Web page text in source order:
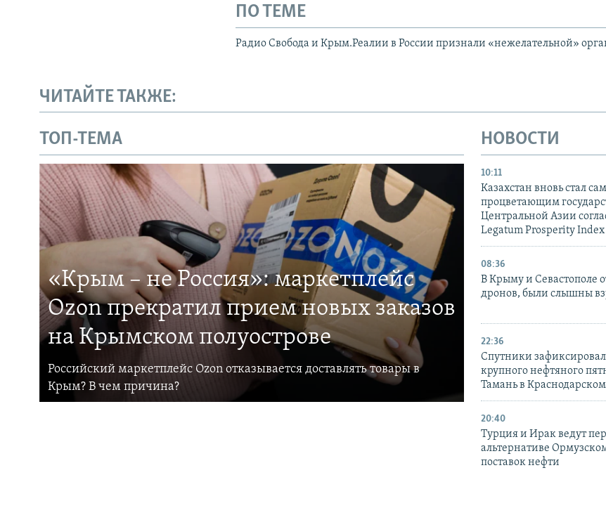
ПО ТЕМЕ
Радио Свобода и Крым.Реалии в России признали «нежелательной»
ЧИТАЙТЕ ТАКЖЕ:
ТОП-ТЕМА
«Крым – не Россия»: маркетплейс
Ozon прекратил прием новых заказов
на Крымском полуострове
Российский маркетплейс Ozon отказывается доставлять товары в
Крым? В чем причина?
НОВОСТИ
10:11
Казахстан вновь стал
процветающим
Центральной Азии
Legatum Prosperity Index
08:36
В Крыму и Севастополе
дронов, были слышны
22:36
Спутники
крупного нефтяного
Тамань в
20:40
Турция и Ирак ведут
альтернативе
поставок нефти